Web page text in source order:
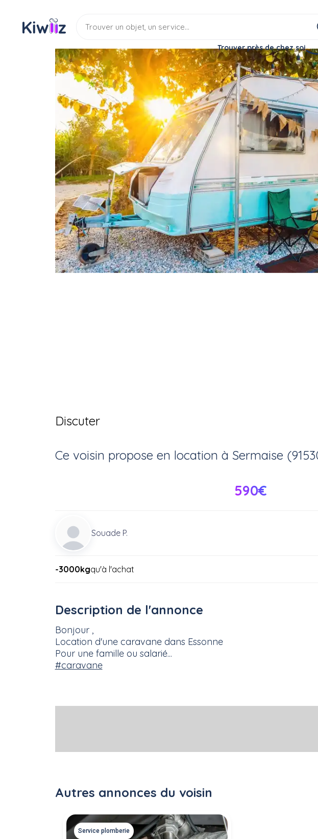
Trouver près de chez soi
Location Camping-car Caravane
Loue caravane (2 mois)
Location Caravane
(Photo non contractuelle)
Discuter
Ce voisin propose en location à Sermaise
590€
Souade P.
-3000kgqu'à l'achat
Description de l'annonce
Bonjour ,
Location d'une caravane dans Essonne
Pour une famille ou salarié...
#caravane
Autres annonces du voisin
Service plomberie